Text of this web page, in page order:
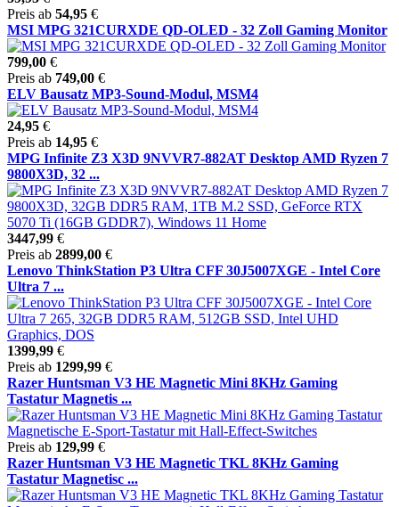
Preis ab 54,95 €
MSI MPG 321CURXDE QD-OLED - 32 Zoll Gaming Monitor
799,00 €
Preis ab 749,00 €
ELV Bausatz MP3-Sound-Modul, MSM4
24,95 €
Preis ab 14,95 €
MPG Infinite Z3 X3D 9NVVR7-882AT Desktop AMD Ryzen 7
9800X3D, 32 ...
3447,99 €
Preis ab 2899,00 €
Lenovo ThinkStation P3 Ultra CFF 30J5007XGE - Intel Core
Ultra 7 ...
1399,99 €
Preis ab 1299,99 €
Razer Huntsman V3 HE Magnetic Mini 8KHz Gaming
Tastatur Magnetis ...
Preis ab 129,99 €
Razer Huntsman V3 HE Magnetic TKL 8KHz Gaming
Tastatur Magnetisc ...